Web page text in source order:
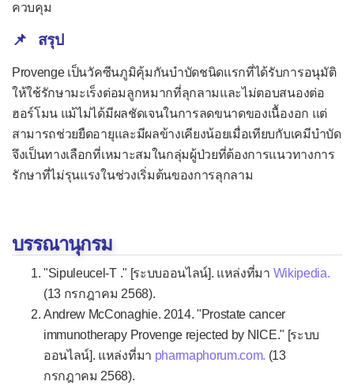
ควบคุม
📌 สรุป
Provenge เป็นวัคซีนภูมิคุ้มกันบำบัดชนิดแรกที่ได้รับการอนุมัติ
ให้ใช้รักษามะเร็งต่อมลูกหมากที่ลุกลามและไม่ตอบสนองต่อ
ฮอร์โมน แม้ไม่ได้มีผลชัดเจนในการลดขนาดของเนื้องอก แต่
สามารถช่วยยืดอายุและมีผลข้างเคียงน้อยเมื่อเทียบกับเคมีบำบัด
จึงเป็นทางเลือกที่เหมาะสมในกลุ่มผู้ป่วยที่ต้องการแนวทางการ
รักษาที่ไม่รุนแรงในช่วงเริ่มต้นของการลุกลาม
บรรณานุกรม
"Sipuleucel-T ." [ระบบออนไลน์]. แหล่งที่มา Wikipedia.
(13 กรกฎาคม 2568).
Andrew McConaghie. 2014. "Prostate cancer
immunotherapy Provenge rejected by NICE." [ระบบ
ออนไลน์]. แหล่งที่มา pharmaphorum.com. (13
กรกฎาคม 2568).